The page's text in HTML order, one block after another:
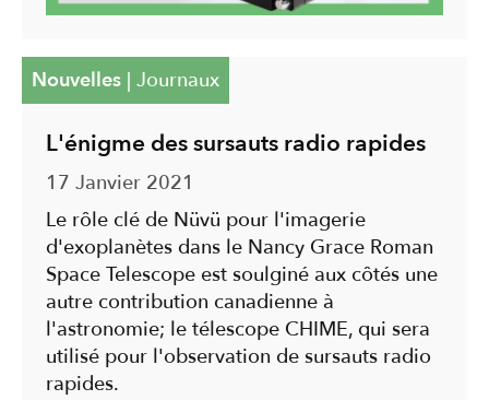
Nouvelles| Journaux
L'énigme des sursauts radio rapides
17 Janvier 2021
Le rôle clé de Nüvü pour l'imagerie
d'exoplanètes dans le Nancy Grace Roman
Space Telescope est soulginé aux côtés une
autre contribution canadienne à
l'astronomie; le télescope CHIME, qui sera
utilisé pour l'observation de sursauts radio
rapides.